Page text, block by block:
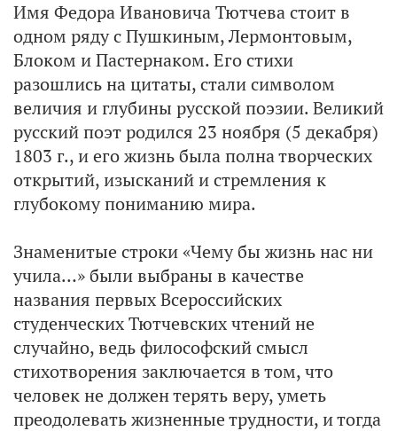
Имя Федора Ивановича Тютчева стоит в
одном ряду с Пушкиным, Лермонтовым,
Блоком и Пастернаком. Его стихи
разошлись на цитаты, стали символом
величия и глубины русской поэзии. Великий
русский поэт родился 23 ноября (5 декабря)
1803 г., и его жизнь была полна творческих
открытий, изысканий и стремления к
глубокому пониманию мира.
Знаменитые строки «Чему бы жизнь нас ни
учила…» были выбраны в качестве
названия первых Всероссийских
студенческих Тютчевских чтений не
случайно, ведь философский смысл
стихотворения заключается в том, что
человек не должен терять веру, уметь
преодолевать жизненные трудности, и тогда